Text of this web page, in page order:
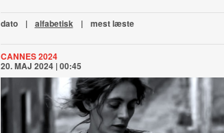
dato | alfabetisk | mest læste
CANNES 2024
20. MAJ 2024 | 00:45